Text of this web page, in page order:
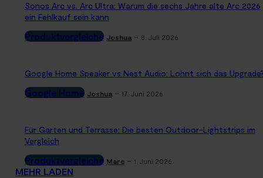
Sonos Arc vs. Arc Ultra: Warum die sechs Jahre alte Arc 2026
ein Fehlkauf sein kann
Produktvergleiche Joshua - 8. Juli 2026
Google Home Speaker vs Nest Audio: Lohnt sich das
Google Home Joshua - 17. Juni 2026
Für Garten und Terrasse: Die besten Outdoor-Lightstrips im
Vergleich
Produktvergleiche Marc - 1. Juni 2026
MEHR LADEN